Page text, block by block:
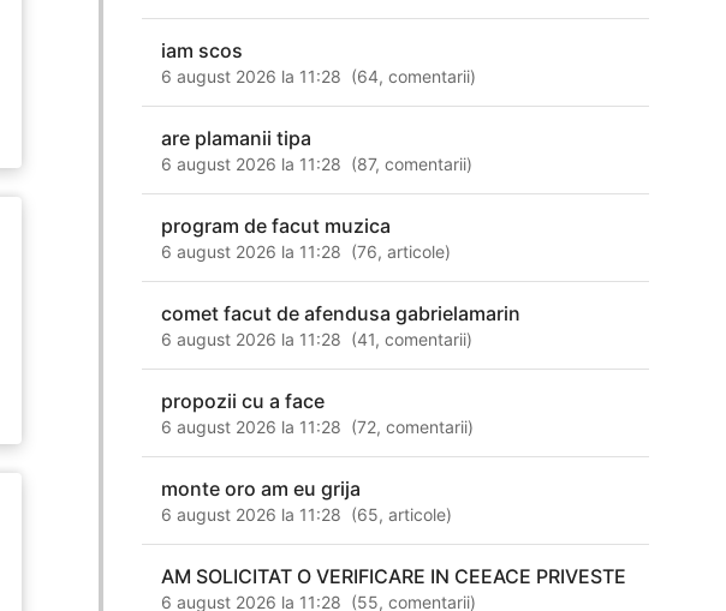
iam scos
6 august 2026 la 11:28 (64,comentarii)
are plamanii tipa
6 august 2026 la 11:28 (87,comentarii)
program de facut muzica
6 august 2026 la 11:28 (76,articole)
comet facut de afendusa gabrielamarin
6 august 2026 la 11:28 (41,comentarii)
propozii cu a face
6 august 2026 la 11:28 (72,comentarii)
monte oro am eu grija
6 august 2026 la 11:28 (65,articole)
AM SOLICITAT O VERIFICARE IN CEEACE PRIVESTE
6 august 2026 la 11:28 (55,comentarii)